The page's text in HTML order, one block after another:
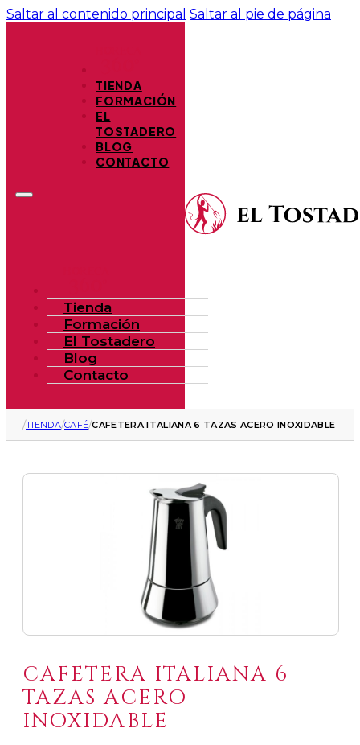
Saltar al contenido principal Saltar al pie de página
TIENDA
FORMACIÓN
EL
TOSTADERO
BLOG
CONTACTO
Tienda
Formación
El Tostadero
Blog
Contacto
/TIENDA/CAFÉ/CAFETERA ITALIANA 6 TAZAS ACERO INOXIDABLE
CAFETERA ITALIANA 6
TAZAS ACERO
INOXIDABLE